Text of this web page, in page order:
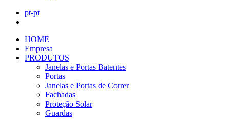
pt-pt
HOME
Empresa
PRODUTOS
Janelas e Portas Batentes
Portas
Janelas e Portas de Correr
Fachadas
Proteção Solar
Guardas